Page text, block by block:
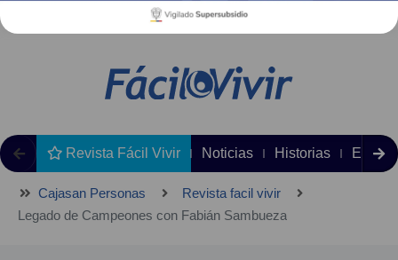
Revista Fácil Vivir Noticias Historias
Cajasan Personas
Revista facil vivir
Legado de Campeones con Fabián Sambueza